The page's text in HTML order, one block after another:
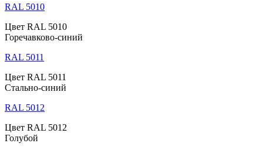
RAL 5010
Цвет RAL 5010
Горечавково-синий
RAL 5011
Цвет RAL 5011
Стально-синий
RAL 5012
Цвет RAL 5012
Голубой